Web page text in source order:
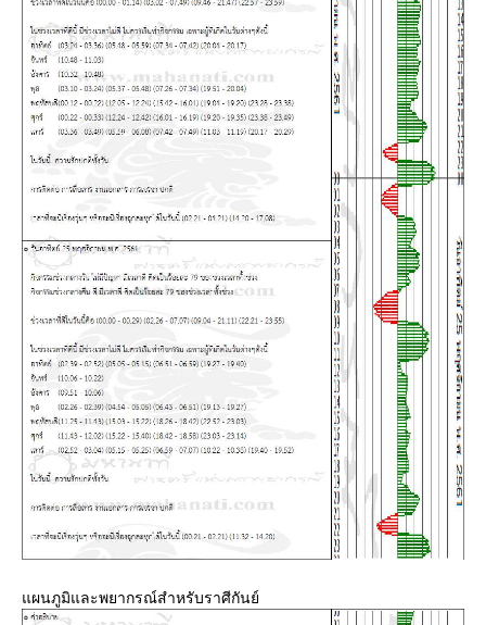
ผนภูมิและพยากรณ์สำหรับราศีกันย์